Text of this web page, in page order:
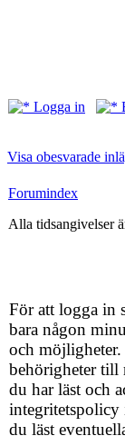
Logga in
Visa obesvarade
Forumindex
Alla tidsangivelser
För att logga in
bara någon
och
behörigheter till
du har läst och
integritetspolicy
du läst